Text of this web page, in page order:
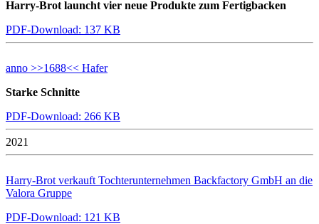
Harry-Brot launcht vier neue Produkte zum Fertigbacken
PDF-Download: 137 KB
anno >>1688<< Hafer
Starke Schnitte
PDF-Download: 266 KB
2021
Harry-Brot verkauft Tochterunternehmen Backfactory GmbH an die
Valora Gruppe
PDF-Download: 121 KB